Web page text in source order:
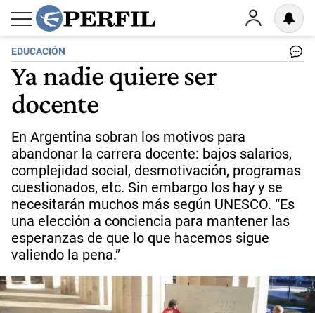
EDUCACIÓN
Ya nadie quiere ser
docente
En Argentina sobran los motivos para
abandonar la carrera docente: bajos salarios,
complejidad social, desmotivación, programas
cuestionados, etc. Sin embargo los hay y se
necesitarán muchos más según UNESCO. “Es
una elección a conciencia para mantener las
esperanzas de que lo que hacemos sigue
valiendo la pena.”